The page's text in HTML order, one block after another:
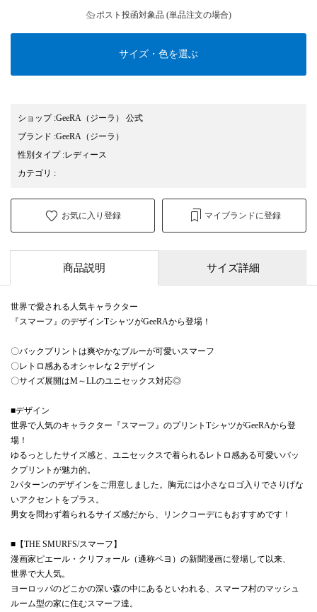
ポスト投函対象品 (単品注文の場合)
サイズ・色を選ぶ
ショップ:GeeRA（ジーラ） 公式
ブランド :GeeRA （ジーラ）
性別タイプ:レディース
カテゴリ :
お気に入り登録 マイブランドに登録
商品説明 サイズ詳細
世界で愛される人気キャラクター
『スマーフ』のデザインTシャツがGeeRAから登場！
〇バックプリントは爽やかなブルーが可愛いスマーフ
〇レトロ感あるオシャレな２デザイン
〇サイズ展開はM～LLのユニセックス対応◎
■デザイン
世界で人気のキャラクター『スマーフ』のプリントTシャツがGeeRAから登
場！
ゆるっとしたサイズ感と、ユニセックスで着られるレトロ感ある可愛いバッ
クプリントが魅力的。
2パターンのデザインをご用意しました。胸元には小さなロゴ入りでさりげな
いアクセントをプラス。
男女を問わず着られるサイズ感だから、リンクコーデにもおすすめです！
■【THE SMURFS/スマーフ】
漫画家ピエール・クリフォール（通称ペヨ）の新聞漫画に登場して以来、
世界で大人気。
ヨーロッパのどこかの深い森の中にあるといわれる、スマーフ村のマッシュ
ルーム型の家に住むスマーフ達。